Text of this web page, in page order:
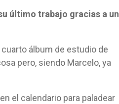
último trabajo gracias a un
cuarto álbum de estudio de
pero, siendo Marcelo, ya
el calendario para paladear